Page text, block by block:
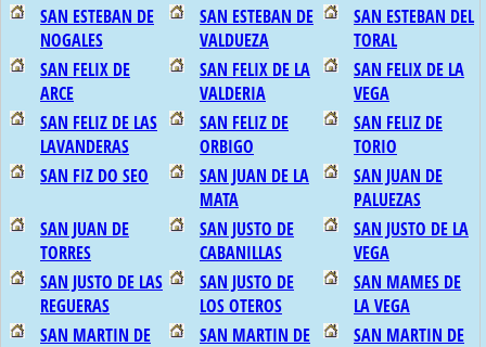
SAN ESTEBAN DE
NOGALES
SAN ESTEBAN DE
VALDUEZA
SAN ESTEBAN DEL
TORAL
SAN FELIX DE
ARCE
SAN FELIX DE LA
VALDERIA
SAN FELIX DE LA
VEGA
SAN FELIZ DE LAS
LAVANDERAS
SAN FELIZ DE
ORBIGO
SAN FELIZ DE
TORIO
SAN FIZ DO SEO
SAN JUAN DE LA
MATA
SAN JUAN DE
PALUEZAS
SAN JUAN DE
TORRES
SAN JUSTO DE
CABANILLAS
SAN JUSTO DE LA
VEGA
SAN JUSTO DE LAS
REGUERAS
SAN JUSTO DE
LOS OTEROS
SAN MAMES DE
LA VEGA
SAN MARTIN DE
SAN MARTIN DE
SAN MARTIN DE